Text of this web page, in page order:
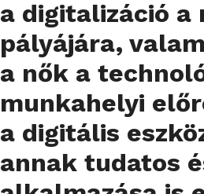
a digitalizáció a
pályájára,
a nők a
munkahelyi
a digitális
annak tudatos